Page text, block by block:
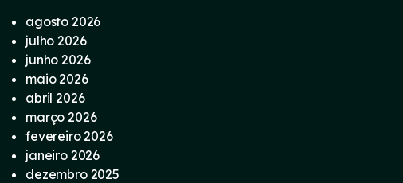
agosto 2026
julho 2026
junho 2026
maio 2026
abril 2026
março 2026
fevereiro 2026
janeiro 2026
dezembro 2025